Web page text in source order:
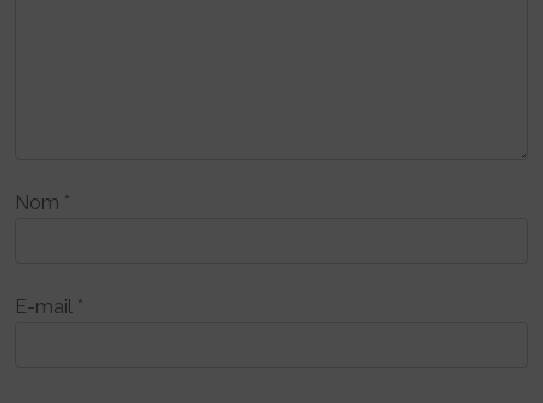
Nom *
E-mail *